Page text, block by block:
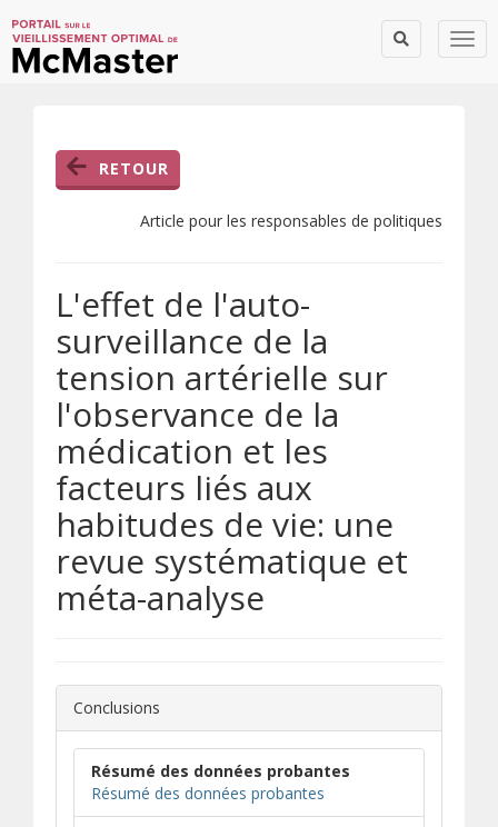
RETOUR
Article pour les responsables de politiques
L'effet de l'auto-
surveillance de la
tension artérielle sur
l'observance de la
médication et les
facteurs liés aux
habitudes de vie: une
revue systématique et
méta-analyse
Conclusions
Résumé des données probantes
Résumé des données probantes